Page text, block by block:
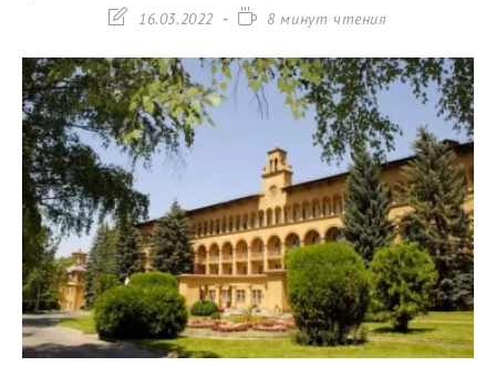
Запись16.03.2022
Время8 минут чтения